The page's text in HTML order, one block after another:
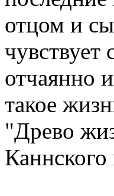
отцом и
отчаянно
такое
"Древо